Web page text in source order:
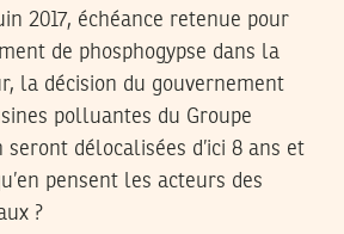
2017, échéance retenue pour
de phosphogypse dans la
la décision du gouvernement
polluantes du Groupe
seront délocalisées d’ici 8 ans et
pensent les acteurs des
?